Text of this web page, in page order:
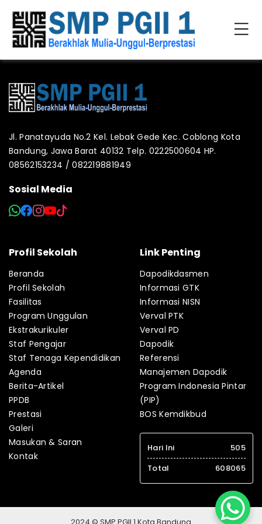
Jl. Panatayuda No.2 Kel. Lebak Gede Kec. Coblong Kota
Bandung, Jawa Barat 40132 Telp. 0222500604 HP.
08562153234 / 082219881949
Sosial Media
Profil Sekolah
Beranda
Profil Sekolah
Fasilitas
Program Unggulan
Ekstrakurikuler
Staf Pengajar
Staf Tenaga Kependidikan
Agenda
Berita-Artikel
PPDB
Prestasi
Galeri
Masukan & Saran
Kontak
Link Penting
Dapodikdasmen
Informasi GTK
Informasi NISN
Verval PTK
Verval PD
Dapodik
Referensi
Manajemen Dapodik
Program Indonesia Pintar
(PIP)
BOS Kemdikbud
Hari Ini
505
Total
608065